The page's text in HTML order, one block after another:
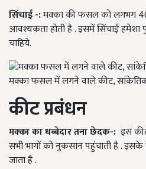
सिंचाई-:मक्का की फसल को लगभग
आवश्यकता होती है . इसमें सिंचाई हमेशा
चाहिये.
मक्का फसल में लगने वाले कीट,
कीटप्रबंधन
मक्काकाधब्बेदारतनाछेदक-: इस
सभी भागों को नुकसान पहुंचाती है .
जाता है .